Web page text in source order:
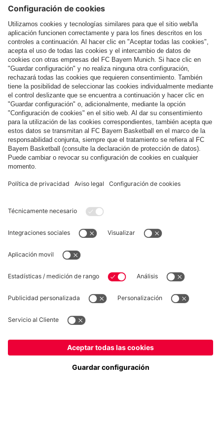
Más categorías
Síguenos
Pago y entrega
FC Bayern Store App
Privacidad
Configuración de las cookies
*Los precios incluyen el IVA y los gastos de envío
© FC Bayern München AG
FC Bayern München AG, Säbener Str. 51-57, 81547 München
Españapara entregar allí!
Globalpara entregar allí!